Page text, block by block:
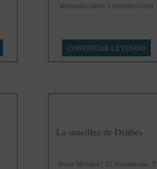
desmonta mitos y muestra cómo
Pessoa
frente
CONTINUAR LEYENDO
La sencillez de Delibes
Javier Morales / El Asombrario, 5